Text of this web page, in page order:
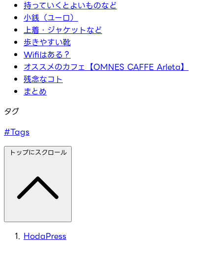
持っていくとよいものなど
小銭（ユーロ）
上着・ジャケットなど
歩きやすい靴
Wifiはある？
オススメのカフェ【OMNES CAFFE Arleta】
残念なコト
まとめ
タグ
#Tags
トップにスクロール
HodaPress